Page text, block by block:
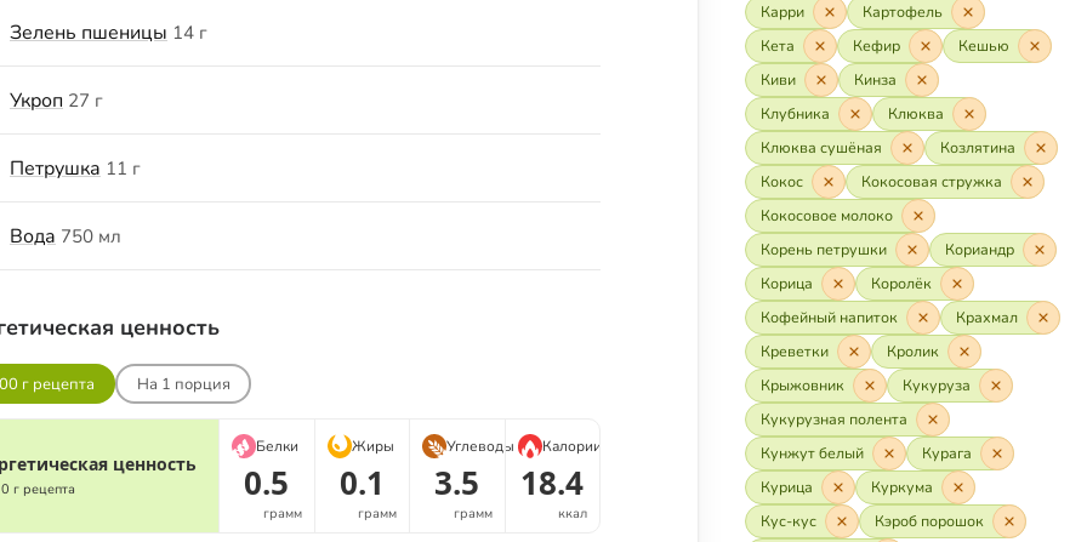
Зелень пшеницы 14 г
Укроп 27 г
Петрушка 11 г
Вода 750 мл
ценность
г рецепта На 1 порция
ценность
г рецепта
Белки
0.5
грамм
Жиры
0.1
грамм
Углеводы
3.5
грамм
Калории
18.4
ккал
Карри
Картофель
Кета
Кефир
Кешью
Киви
Кинза
Клубника
Клюква
Клюква сушёная
Козлятина
Кокос
Кокосовая стружка
Кокосовое молоко
Корень петрушки
Кориандр
Корица
Королёк
Кофейный напиток
Крахмал
Креветки
Кролик
Крыжовник
Кукуруза
Кукурузная полента
Кунжут белый
Курага
Курица
Куркума
Кус-кус
Кэроб порошок